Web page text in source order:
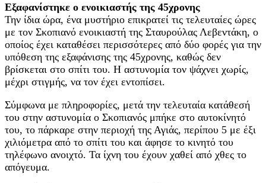
Εξαφανίστηκε ο ενοικιαστής της 45χρονης
Την ίδια ώρα, ένα μυστήριο επικρατεί τις τελευταίες ώρες
με τον Σκοπιανό ενοικιαστή της Σταυρούλας Λεβεντάκη, ο
οποίος έχει καταθέσει περισσότερες από δύο φορές για την
υπόθεση της εξαφάνισης της 45χρονης, καθώς δεν
βρίσκεται στο σπίτι του. Η αστυνομία τον ψάχνει χωρίς,
μέχρι στιγμής, να τον έχει εντοπίσει.
Σύμφωνα με πληροφορίες, μετά την τελευταία κατάθεσή
του στην αστυνομία ο Σκοπιανός μπήκε στο αυτοκίνητό
του, το πάρκαρε στην περιοχή της Αγιάς, περίπου 5 με έξι
χιλιόμετρα από το σπίτι του και άφησε το κινητό του
τηλέφωνο ανοιχτό. Τα ίχνη του έχουν χαθεί από χθες το
απόγευμα.